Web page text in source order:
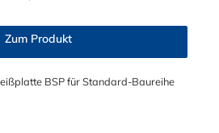
Zum Produkt